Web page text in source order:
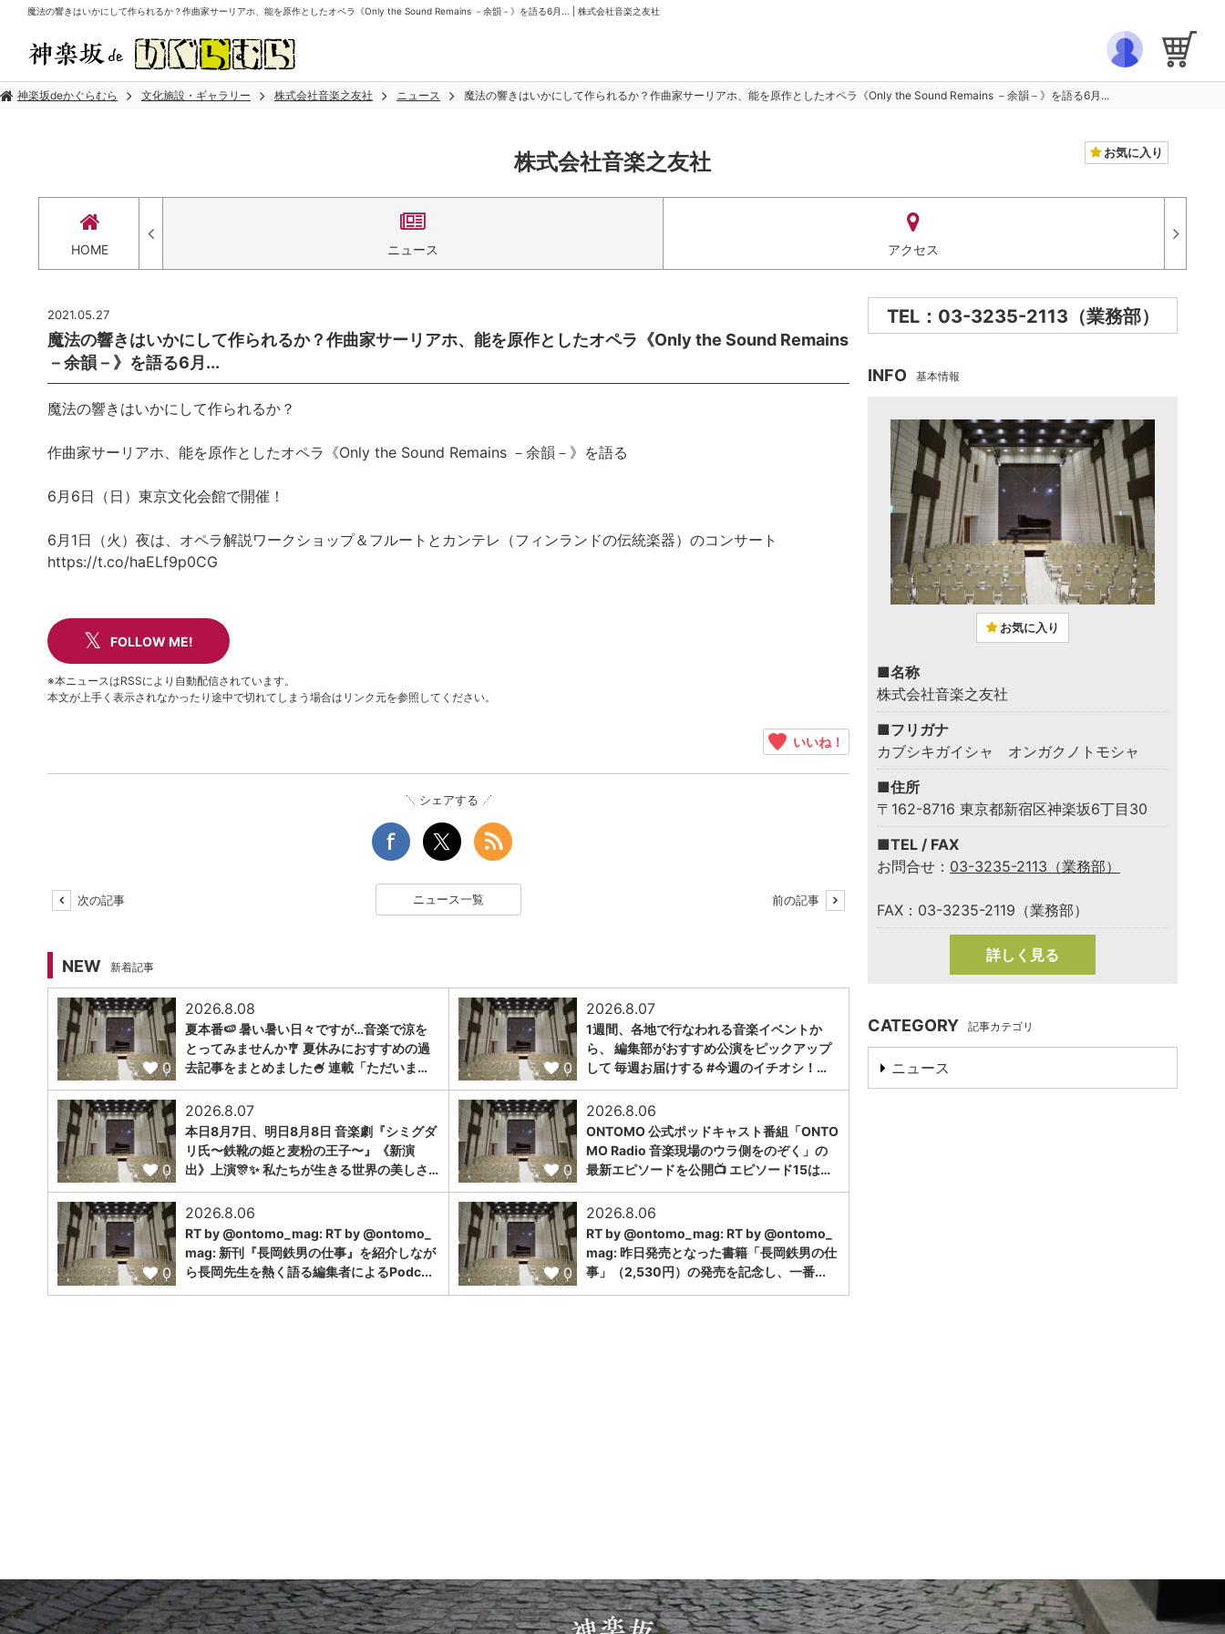
魔法の響きはいかにして作られるか？作曲家サーリアホ、能を原作としたオペラ《Only the Sound Remains －余韻－》を語る6月... | 株式会社音楽之友社
神楽坂deかぐらむら 文化施設・ギャラリー 株式会社音楽之友社 ニュース 魔法の響きはいかにして作られるか？作曲家サーリアホ、能を原作としたオペラ《Only the Sound Remains －余韻－》を語る6月...
株式会社音楽之友社 お気に入り
HOME ニュース アクセス
2021.05.27
魔法の響きはいかにして作られるか？作曲家サーリアホ、能を原作としたオペラ《Only the Sound Remains
－余韻－》を語る6月...
魔法の響きはいかにして作られるか？
作曲家サーリアホ、能を原作としたオペラ《Only the Sound Remains －余韻－》を語る
6月6日（日）東京文化会館で開催！
6月1日（火）夜は、オペラ解説ワークショップ＆フルートとカンテレ（フィンランドの伝統楽器）のコンサート
https://t.co/haELf9p0CG
FOLLOW ME!
※本ニュースはRSSにより自動配信されています。
本文が上手く表示されなかったり途中で切れてしまう場合はリンク元を参照してください。
いいね！
シェアする
次の記事 ニュース一覧 前の記事
NEW 新着記事
0
2026.8.08
夏本番🍉 暑い暑い日々ですが…音楽で涼を
とってみませんか🎐 夏休みにおすすめの過
去記事をまとめました🍧 連載「ただいま…
0
2026.8.07
1週間、各地で行なわれる音楽イベントか
ら、 編集部がおすすめ公演をピックアップ
して 毎週お届けする #今週のイチオシ！…
0
2026.8.07
本日8月7日、明日8月8日 音楽劇『シミグダ
リ氏〜鉄靴の姫と麦粉の王子〜』《新演
出》上演🎊✨ 私たちが生きる世界の美しさ…
0
2026.8.06
ONTOMO 公式ポッドキャスト番組「ONTO
MO Radio 音楽現場のウラ側をのぞく」の
最新エピソードを公開📺 エピソード15は…
0
2026.8.06
RT by @ontomo_mag: RT by @ontomo_
mag: 新刊『長岡鉄男の仕事』を紹介しなが
ら長岡先生を熱く語る編集者によるPodc...
0
2026.8.06
RT by @ontomo_mag: RT by @ontomo_
mag: 昨日発売となった書籍「長岡鉄男の仕
事」（2,530円）の発売を記念し、一番...
TEL：03-3235-2113（業務部）
INFO 基本情報
お気に入り
■名称
株式会社音楽之友社
■フリガナ
カブシキガイシャ オンガクノトモシャ
■住所
〒162-8716 東京都新宿区神楽坂6丁目30
■TEL / FAX
お問合せ： 03-3235-2113（業務部）
FAX：03-3235-2119（業務部）
詳しく見る
CATEGORY 記事カテゴリ
ニュース